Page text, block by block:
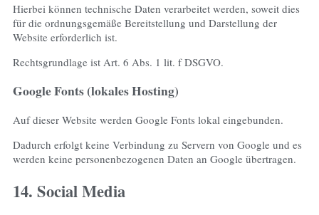
Hierbei können technische Daten verarbeitet werden, soweit dies
für die ordnungsgemäße Bereitstellung und Darstellung der
Website erforderlich ist.
Rechtsgrundlage ist Art. 6 Abs. 1 lit. f DSGVO.
Google Fonts (lokales Hosting)
Auf dieser Website werden Google Fonts lokal eingebunden.
Dadurch erfolgt keine Verbindung zu Servern von Google und es
werden keine personenbezogenen Daten an Google übertragen.
14. Social Media